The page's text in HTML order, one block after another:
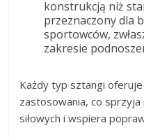
konstrukcją niż
przeznaczony dla
sportowców,
zakresie
Każdy typ sztangi
zastosowania, co
siłowych i wspiera